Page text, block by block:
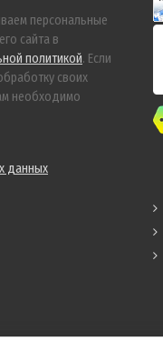
персональные
сайта в
политикой. Если
своих
необходимо
данных